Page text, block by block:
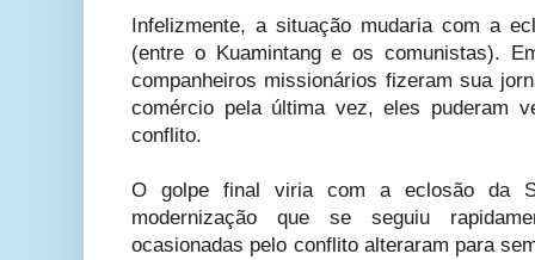
Infelizmente, a situação mudaria com a
(entre o Kuamintang e os comunistas).
companheiros missionários fizeram sua
comércio pela última vez, eles puderam
conflito.
O golpe final viria com a eclosão da
modernização que se seguiu
ocasionadas pelo conflito alteraram para